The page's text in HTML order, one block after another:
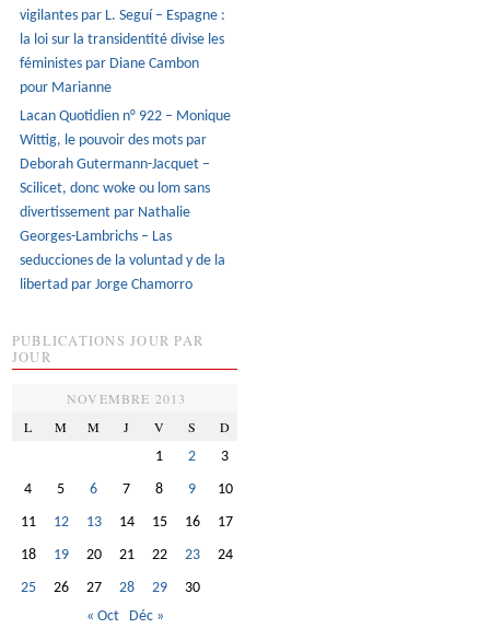
vigilantes par L. Seguí – Espagne :
la loi sur la transidentité divise les
féministes par Diane Cambon
pour Marianne
Lacan Quotidien n° 922 – Monique
Wittig, le pouvoir des mots par
Deborah Gutermann-Jacquet –
Scilicet, donc woke ou lom sans
divertissement par Nathalie
Georges-Lambrichs – Las
seducciones de la voluntad y de la
libertad par Jorge Chamorro
PUBLICATIONS JOUR PAR
JOUR
NOVEMBRE 2013
L
M M J V S D
1 2
3
4
5 6 7 8 9
10
11
12 13 14 15 16
17
18
19 20 21 22 23
24
25
26 27 28 29
30
« Oct
Déc »